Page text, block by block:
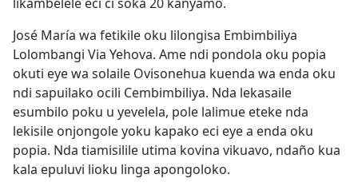
José María wa fetikile oku lilongisa Embimbiliya
Lolombangi Via Yehova. Ame ndi pondola oku popia
okuti eye wa solaile Ovisonehua kuenda wa enda oku
ndi sapuilako ocili Cembimbiliya. Nda lekasaile
esumbilo poku u yevelela, pole lalimue eteke nda
lekisile onjongole yoku kapako eci eye a enda oku
popia. Nda tiamisilile utima kovina vikuavo, ndaño kua
kala epuluvi lioku linga apongoloko.